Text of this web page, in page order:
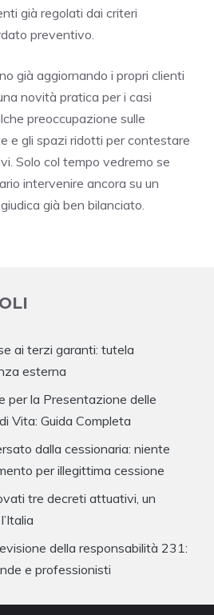
già regolati dai criteri
preventivo.
già aggiornando i propri clienti
novità pratica per i casi
preoccupazione sulle
e gli spazi ridotti per contestare
Solo col tempo vedremo se
intervenire ancora su un
già ben bilanciato.
ai terzi garanti: tutela
esterna
per la Presentazione delle
Vita: Guida Completa
dalla cessionaria: niente
per illegittima cessione
tre decreti attuativi, un
della responsabilità 231:
e professionisti